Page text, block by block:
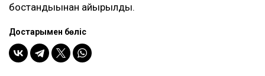
бостандығынан айырылды.
Достарыңмен бөліс